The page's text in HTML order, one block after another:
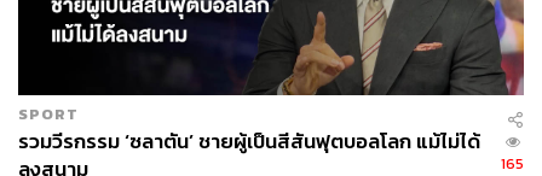
ผ่านแอปพลิเคชันต่างๆ ที่คุณสะดวกหรือใช้งานอยู่แล้วได้เลย
TAGS: Nike เครื่องหมายการค้า Metaverse
SPORT
รวมวีรกรรม ‘ซลาตัน’ ชายผู้เป็นสีสันฟุตบอลโลก แม้ไม่ได้
ลงสนาม
165